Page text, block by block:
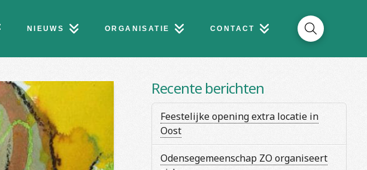
NIEUWS ORGANISATIE CONTACT
Recente berichten
Feestelijke opening extra locatie in
Oost
Odensegemeenschap ZO organiseert